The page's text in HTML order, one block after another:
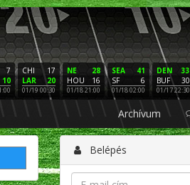
7
10
17
CHI
20
LAR
01/19 00:30
28
NE
16
HOU
01/18 21:00
41
SEA
6
SF
01/18 02:00
33
DEN
30
BUF
01/17 22:30
Archívum
Belépés